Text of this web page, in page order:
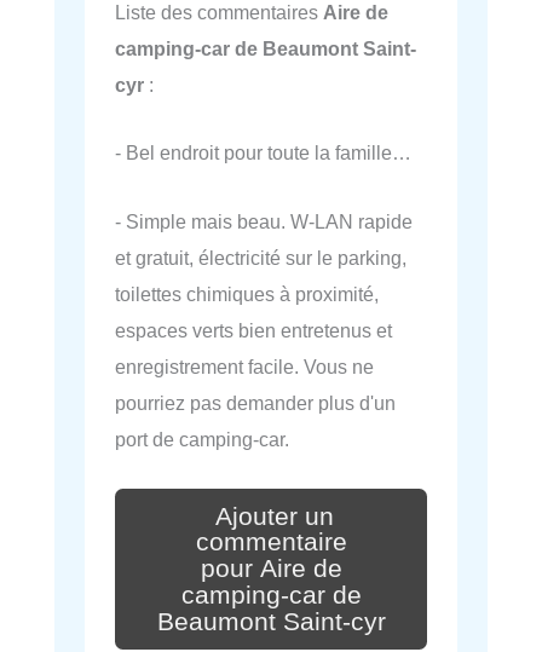
Liste des commentaires Aire de
camping-car de Beaumont Saint-
cyr :
- Bel endroit pour toute la famille…
- Simple mais beau. W-LAN rapide
et gratuit, électricité sur le parking,
toilettes chimiques à proximité,
espaces verts bien entretenus et
enregistrement facile. Vous ne
pourriez pas demander plus d'un
port de camping-car.
Ajouter un
commentaire
pour Aire de
camping-car de
Beaumont Saint-cyr